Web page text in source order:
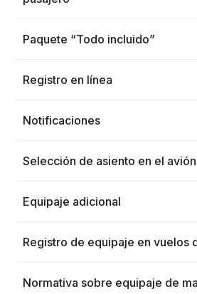
Paquete “Todo incluido”
Registro en línea
Notificaciones
Selección de asiento en el avión
Equipaje adicional
Registro de equipaje en vuelos
Normativa sobre equipaje de